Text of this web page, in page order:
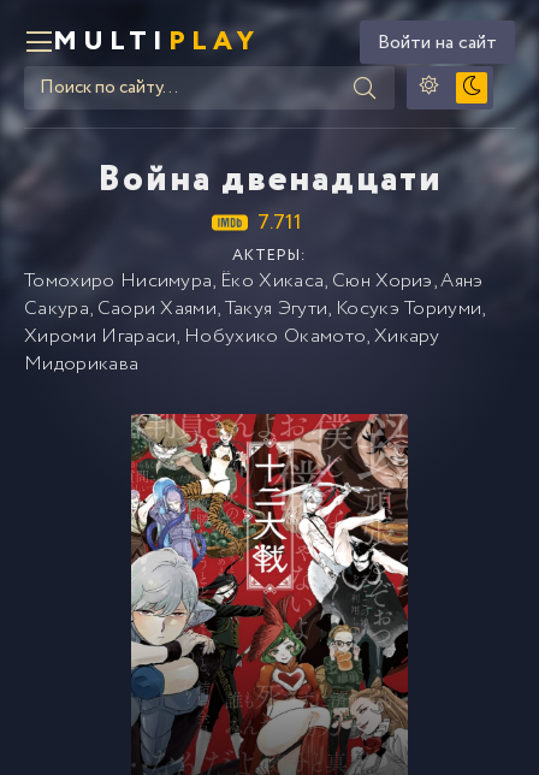
MULTI PLAY Войти на сайт
Война двенадцати
7.711
АКТЕРЫ:
Томохиро Нисимура, Ёко Хикаса, Сюн Хориэ,Аянэ
Сакура, Саори Хаями,Такуя Эгути, Косукэ Ториуми,
Хироми Игараси, Нобухико Окамото,Хикару
Мидорикава